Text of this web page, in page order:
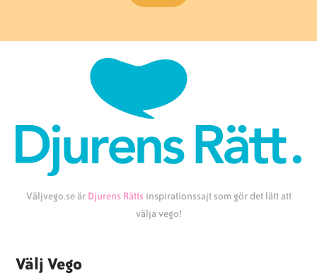
Väljvego.se är Djurens Rätts inspirationssajt som gör det lätt att
välja vego!
Välj Vego